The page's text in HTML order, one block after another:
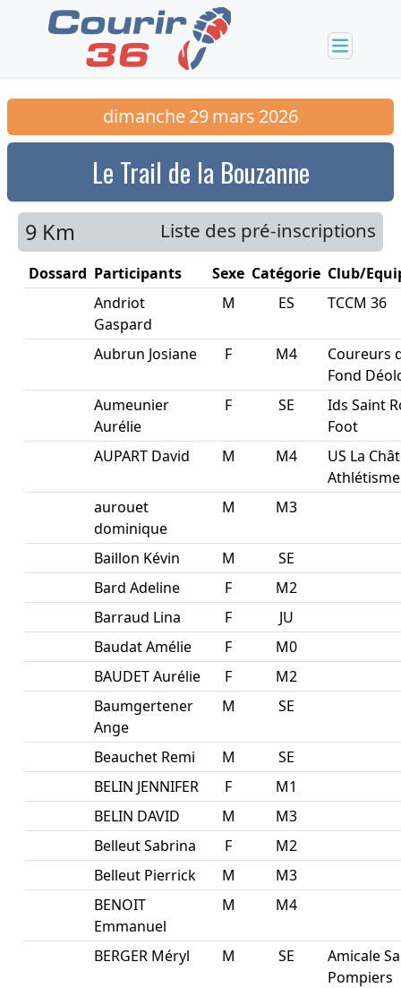
dimanche29mars 2026
Le Trail de la Bouzanne
Liste des pré-inscriptions
9 Km
Dossard Participants Sexe Catégorie Club/
Andriot
Gaspard
M ES TCCM 36
Aubrun Josiane F M4
Coureurs
Fond
Aumeunier
Aurélie
F SE
Ids Saint
Foot
AUPART David
M M4
US La
Athlétisme
aurouet
dominique
M M3
Baillon Kévin M
SE
Bard Adeline
F
M2
Barraud Lina
F
JU
Baudat Amélie
F
M0
BAUDET Aurélie
F
M2
Baumgertener
Ange
M SE
Beauchet Remi M
SE
BELIN JENNIFER
F
M1
BELIN DAVID
M
M3
Belleut Sabrina
F
M2
Belleut Pierrick
M
M3
BENOIT
Emmanuel
M M4
BERGER Méryl M SE
Amicale
Pompiers